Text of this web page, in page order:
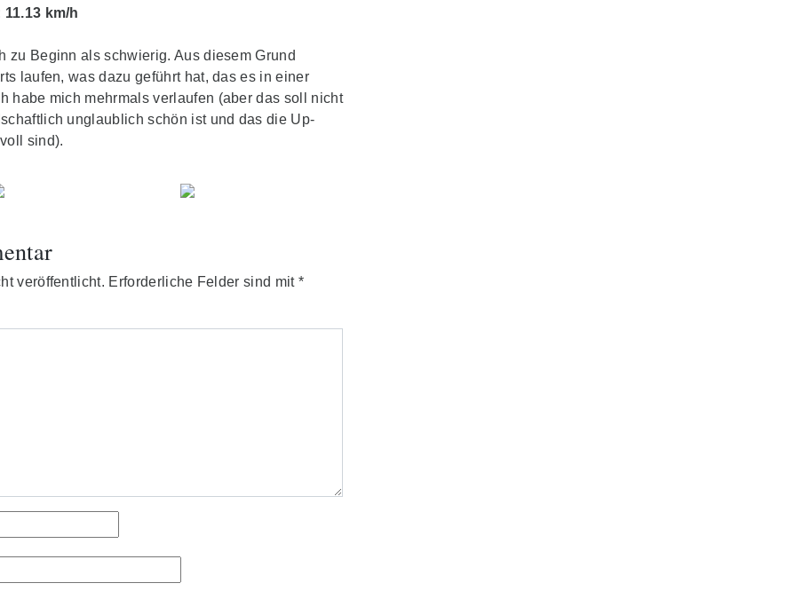
11.13 km/h
zu Beginn als schwierig. Aus diesem Grund
laufen, was dazu geführt hat, das es in einer
habe mich mehrmals verlaufen (aber das soll nicht
unglaublich schön ist und das die Up-
sind).
veröffentlicht. Erforderliche Felder sind mit *